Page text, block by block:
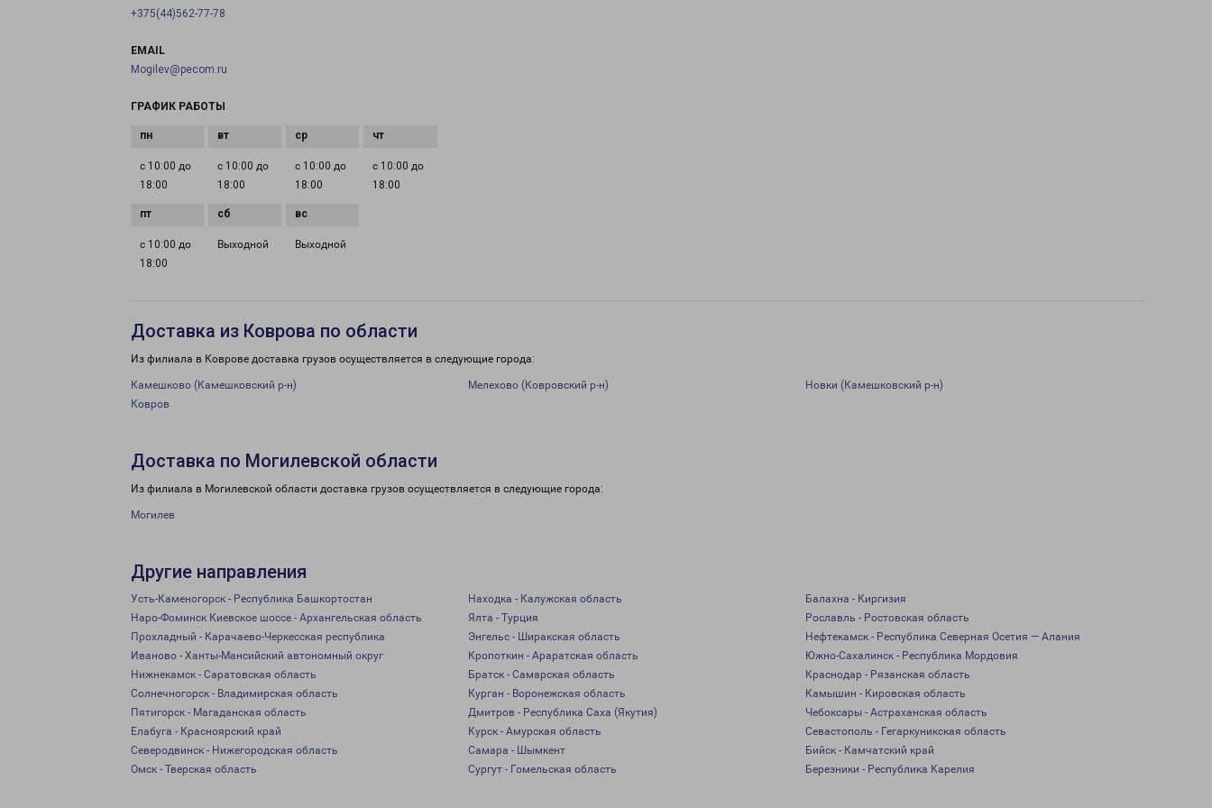
+375(44)562-77-78
EMAIL
Mogilev@pecom.ru
ГРАФИК РАБОТЫ
с 10:00 до
18:00
с 10:00 до
18:00
с 10:00 до
18:00
с 10:00 до
18:00
с 10:00 до
18:00
Выходной Выходной
Доставка из Коврова по области
Из филиала в Коврове доставка грузов осуществляется в следующие города:
Камешково (Камешковский р-н) Мелехово (Ковровский р-н)
Новки (Камешковский р-н)
Ковров
Доставка по Могилевской области
Из филиала в Могилевской области доставка грузов осуществляется в следующие города:
Могилев
Другие направления
Усть-Каменогорск - Республика Башкортостан Находка - Калужская область
Балахна - Киргизия
Наро-Фоминск Киевское шоссе - Архангельская область
Ялта - Турция
Рославль - Ростовская область
Прохладный - Карачаево-Черкесская республика
Энгельс - Ширакская область
Нефтекамск - Республика Северная Осетия — Алания
Иваново - Ханты-Мансийский автономный округ
Кропоткин - Араратская область
Южно-Сахалинск - Республика Мордовия
Нижнекамск - Саратовская область
Братск - Самарская область
Краснодар - Рязанская область
Солнечногорск - Владимирская область
Курган - Воронежская область
Камышин - Кировская область
Пятигорск - Магаданская область
Дмитров - Республика Саха (Якутия)
Чебоксары - Астраханская область
Елабуга - Красноярский край
Курск - Амурская область
Севастополь - Гегаркуникская область
Северодвинск - Нижегородская область
Самара - Шымкент
Бийск - Камчатский край
Омск - Тверская область
Сургут - Гомельская область Березники - Республика Карелия